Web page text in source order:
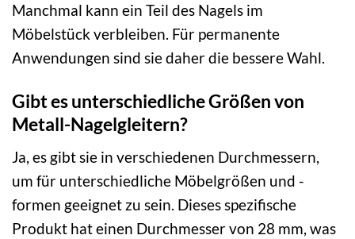
Manchmal kann ein Teil des Nagels im
Möbelstück verbleiben. Für permanente
Anwendungen sind sie daher die bessere Wahl.
Gibt es unterschiedliche Größen von
Metall-Nagelgleitern?
Ja, es gibt sie in verschiedenen Durchmessern,
um für unterschiedliche Möbelgrößen und -
formen geeignet zu sein. Dieses spezifische
Produkt hat einen Durchmesser von 28 mm, was